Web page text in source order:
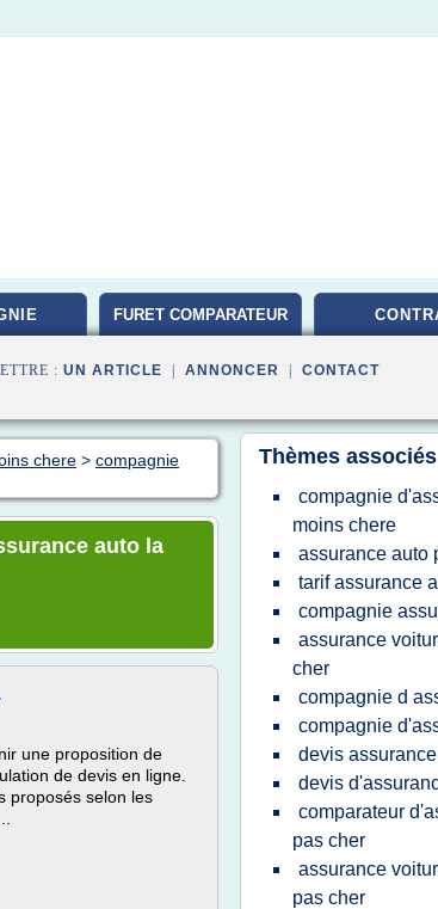
FURET COMPARATEUR
: UN ARTICLE ANNONCER CONTACT
chere > compagnie
auto la
une proposition de
de devis en ligne.
proposés selon les
Thèmes associés
compagnie
moins chere
assurance auto
tarif assurance
compagnie
assurance
cher
compagnie d
compagnie
devis
devis
comparateur
pas cher
assurance
pas cher